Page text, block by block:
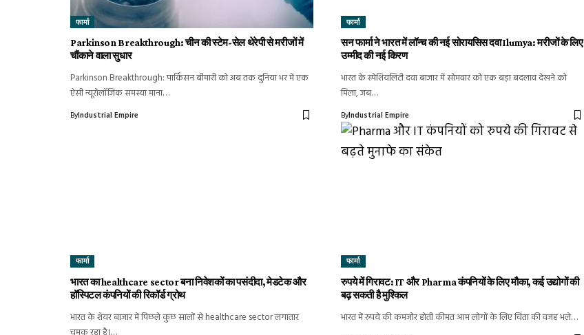
फार्मा
Parkinson Breakthrough: चीन की स्टेम-सेल थेरेपी से मरीजों में
चौंकाने वाला सुधार
Parkinson Breakthrough: पार्किंसन बीमारी को अब तक दुनिया भर में एक
ऐसी न्यूरोलॉजिक समस्या माना…
ByIndustrial Empire
फार्मा
सन फार्मा ने भारत में लॉन्च की नई सोरायसिस दवा Ilumya: मरीजों के लिए
उम्मीद की नई किरण
भारत के स्पेशियलिटी दवा बाजार में सोमवार को एक बड़ा बदलाव देखने को
मिला, जब…
ByIndustrial Empire
फार्मा
भारत का healthcare sector बना निवेशकों का पसंदीदा, मेडटेक और
हॉस्पिटल कंपनियों की रिकॉर्ड ग्रोथ
भारत के शेयर बाजार में पिछले कुछ सालों से healthcare sector लगातार
फार्मा
रुपये में गिरावट: IT और Pharma कंपनियों के लिए मौका, कई उद्योगों की
बढ़ सकती है मुश्किल
भारत में रुपये की कमजोर होती कीमत आम लोगों के लिए चिंता की वजह भले…